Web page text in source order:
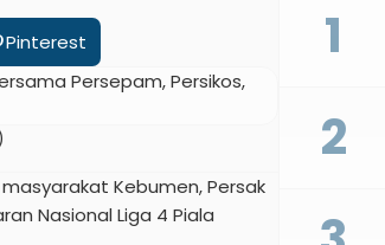
Pinterest
Kebumen, Persak
Nasional Liga 4 Piala